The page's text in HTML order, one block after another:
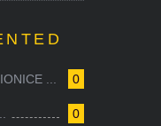
0
...
0